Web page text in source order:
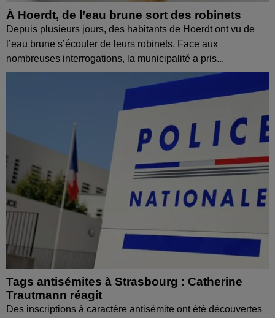
À Hoerdt, de l’eau brune sort des robinets
Depuis plusieurs jours, des habitants de Hoerdt ont vu de
l’eau brune s’écouler de leurs robinets. Face aux
nombreuses interrogations, la municipalité a pris...
Tags antisémites à Strasbourg : Catherine
Trautmann réagit
Des inscriptions à caractère antisémite ont été découvertes